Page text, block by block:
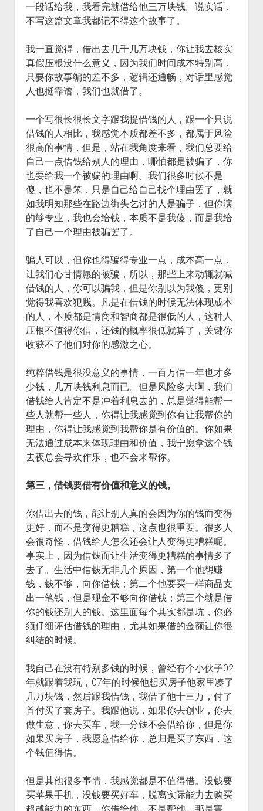
一段话给我，我看完就借给他三万块钱。说实话，
不写这篇文章我都记不得这个故事了。
我一直觉得，借出去几千几万块钱，你让我去核实
真假压根没什么意义，因为我们时间成本特别高，
只要你故事编的差不多，逻辑还通畅，对话里感觉
人也挺靠谱，我们也就借了。
一个写很长很长文字跟我提借钱的人，跟一个只说
借钱的人相比，我感觉本质都差不多，都属于风险
很高的事情，但是，站在我角度来看，我们总要给
自己一点借钱给别人的理由，哪怕都是被骗了，你
也要给我一个被骗的理由啊。我们很多时候不是
傻，也不是笨，只是自己给自己找个理由罢了，就
如我明知那些在路边街头乞讨的人是骗子，但你演
的够专业，我也会给钱，本质不是我傻，而是我给
了自己一个理由被骗罢了。
骗人可以，但你也得骗得专业一点，成本高一点，
让我们心甘情愿的被骗，所以，那些上来动辄就喊
借钱的人，你可以骗我，但是你别以为我傻，更别
觉得我喜欢犯贱。凡是在借钱的时候无法体现成本
的人，本质都是情商和智商都是很低的人，这种人
压根不值得你借，还钱的概率很低就算了，关键你
收获不了他们对你的感激之心。
纯粹借钱是很没意义的事情，一百万借一年也才多
少钱，几万块钱利息而已。但是风险多大啊，我们
借钱给人肯定不是冲着利息去的，总是觉得能帮一
些人就帮一些人，你得让我感觉到你有让我帮你的
理由，你得让我感觉到我帮你是有价值的。你如果
无法通过成本来体现理由和价值，我宁愿拿这个钱
去夜总会寻欢作乐，也不会来帮你。
第三，借钱要借有价值和意义的钱。
你借出去的钱，能让别人真的会因为你的钱而变得
更好，而不是变得更糟糕，这点也很重要。很多人
会很奇怪，借钱给人怎么还会让人变得更糟糕呢。
事实上，因为借钱而让生活变得更糟糕的事情多了
去了。生活中借钱无非几个原因，第一个他想赚
钱，钱不够，向你借钱；第二个他要买一样商品支
出一笔钱，但是现金不够向你借钱；第三个就是借
你的钱还别人的钱。这里面每个其实都是坑，你必
须仔细评估借钱的理由，尤其如果借的金额让你很
纠结的时候。
我自己在没有特别多钱的时候，曾经有个小伙子02
年就跟着我玩，07年的时候他想买房子他家里凑了
几万块钱，然后跟我借钱，我借了他十三万，付了
首付买了套房子。我跟他说，如果你去创业，你去
做生意，你去买车，我一分钱不会借给你，但是你
如果买房子，我愿意借给你，总归是买了东西，这
个钱值得借。
但是其他很多事情，我感觉都是不值得借。没钱要
买苹果手机，没钱要买好车，脱离实际能力去购买